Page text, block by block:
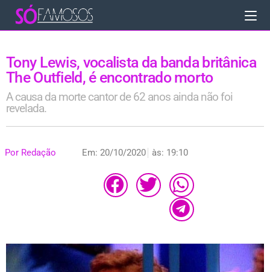
Tony Lewis, vocalista da banda britânica
The Outfield, é encontrado morto
A causa da morte cantor de 62 anos ainda não foi
revelada.
Por Redação Em: 20/10/2020 às: 19:10